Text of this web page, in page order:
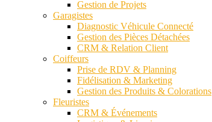
Gestion de Projets
Garagistes
Diagnostic Véhicule Connecté
Gestion des Pièces Détachées
CRM & Relation Client
Coiffeurs
Prise de RDV & Planning
Fidélisation & Marketing
Gestion des Produits & Colorations
Fleuristes
CRM & Événements